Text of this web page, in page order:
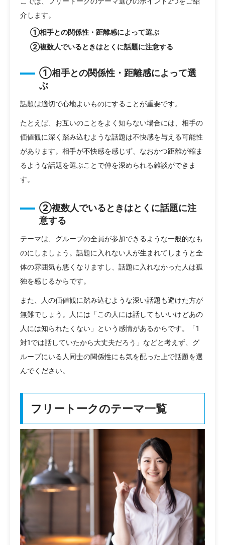
介します。
①相手との関係性・距離感によって選ぶ
②複数人でいるときはとくに話題に注意する
①相手との関係性・距離感によって選
ぶ
話題は適切で心地よいものにすることが重要です。
たとえば、お互いのことをよく知らない場合には、相手の
価値観に深く踏み込むような話題は不快感を与える可能性
があります。相手が不快感を感じず、なおかつ距離が縮ま
るような話題を選ぶことで仲を深められる雑談ができま
す。
②複数人でいるときはとくに話題に注
意する
テーマは、グループの全員が参加できるような一般的なも
のにしましょう。話題に入れない人が生まれてしまうと全
体の雰囲気も悪くなりますし、話題に入れなかった人は孤
独を感じるからです。
また、人の価値観に踏み込むような深い話題も避けた方が
無難でしょう。人には「この人には話してもいいけどあの
人には知られたくない」という感情があるからです。「1
対1では話していたから大丈夫だろう」などと考えず、グ
ループにいる人同士の関係性にも気を配った上で話題を選
んでください。
フリートークのテーマ一覧